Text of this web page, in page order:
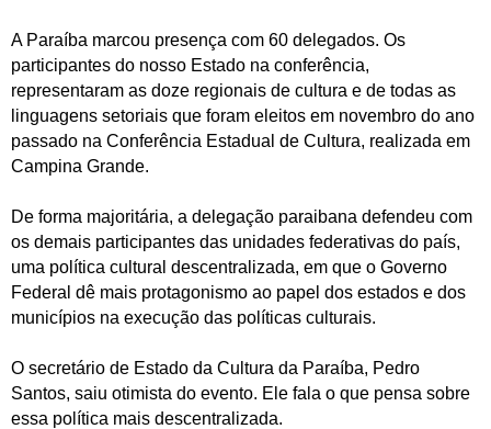
A Paraíba marcou presença com 60 delegados. Os
participantes do nosso Estado na conferência,
representaram as doze regionais de cultura e de todas as
linguagens setoriais que foram eleitos em novembro do ano
passado na Conferência Estadual de Cultura, realizada em
Campina Grande.
De forma majoritária, a delegação paraibana defendeu com
os demais participantes das unidades federativas do país,
uma política cultural descentralizada, em que o Governo
Federal dê mais protagonismo ao papel dos estados e dos
municípios na execução das políticas culturais.
O secretário de Estado da Cultura da Paraíba, Pedro
Santos, saiu otimista do evento. Ele fala o que pensa sobre
essa política mais descentralizada.